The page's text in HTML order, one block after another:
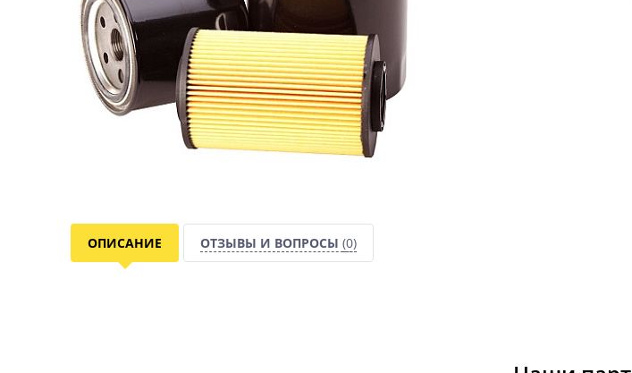
ОПИСАНИЕ ОТЗЫВЫ И ВОПРОСЫ (0)